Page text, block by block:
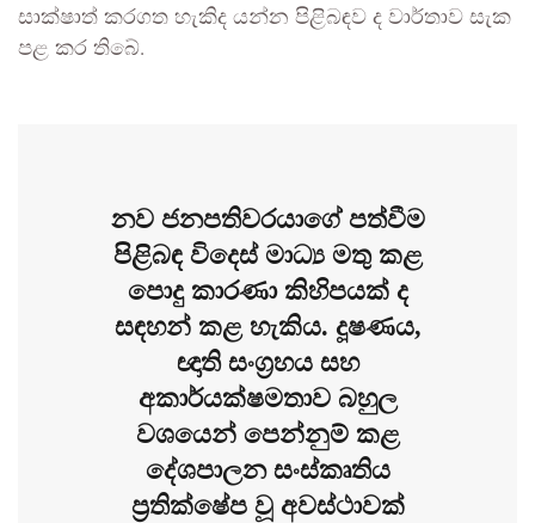
සාක්ෂාත් කරගත හැකිද යන්න පිළිබඳව ද වාර්තාව සැක
පළ කර තිබේ.
නව ජනපතිවරයාගේ පත්වීම
පිළිබඳ විදෙස් මාධ්‍ය මතු කළ
පොදු කාරණා කිහිපයක් ද
සඳහන් කළ හැකිය. දූෂණය,
ඥාති සංග්‍රහය සහ
අකාර්යක්ෂමතාව බහුල
වශයෙන් පෙන්නුම් කළ
දේශපාලන සංස්කෘතිය
ප්‍රතික්ෂේප වූ අවස්ථාවක්